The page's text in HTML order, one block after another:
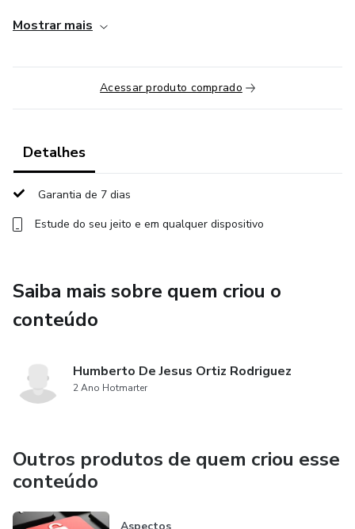
- Fornecer aos participantes ferramentas teórico-práticas
e proteção de dados pessoais
- Gerar uma visão estratégica da gestão de privacidade e
- Explicar aos participantes as oportunidades para o
negócio a partir da inclusão da privacidade e proteção de
1. O desenvolvimento de um Programa de Governança da
Privacidade e Proteção de Dados Pessoais (P&PD)
■Como promover o sucesso de um Programa de
Governança de P&PD
■O papel do DPO na gestão de um Programa de
Governança de P&PD
2. O monitoramento de um Programa de Governança de
Mostrar mais
Acessar produto comprado
Detalhes
Garantia de 7 dias
Estude do seu jeito e em qualquer dispositivo
Saiba mais sobre quem criou o
conteúdo
Humberto De Jesus Ortiz Rodriguez
2 Ano Hotmarter
Outros produtos de quem criou esse
conteúdo